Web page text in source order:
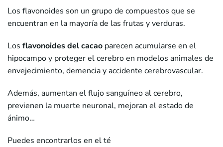
Los flavonoides son un grupo de compuestos que se
encuentran en la mayoría de las frutas y verduras.
Los flavonoides del cacao parecen acumularse en el
hipocampo y proteger el cerebro en modelos animales de
envejecimiento, demencia y accidente cerebrovascular.
Además, aumentan el flujo sanguíneo al cerebro,
previenen la muerte neuronal, mejoran el estado de
ánimo…
Puedes encontrarlos en el té